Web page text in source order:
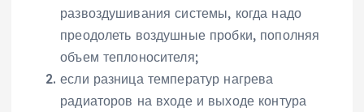
развоздушивания системы, когда надо
преодолеть воздушные пробки, пополняя
объем теплоносителя;
если разница температур нагрева
радиаторов на входе и выходе контура